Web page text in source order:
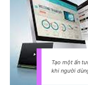
Tạo một ấn
khi người